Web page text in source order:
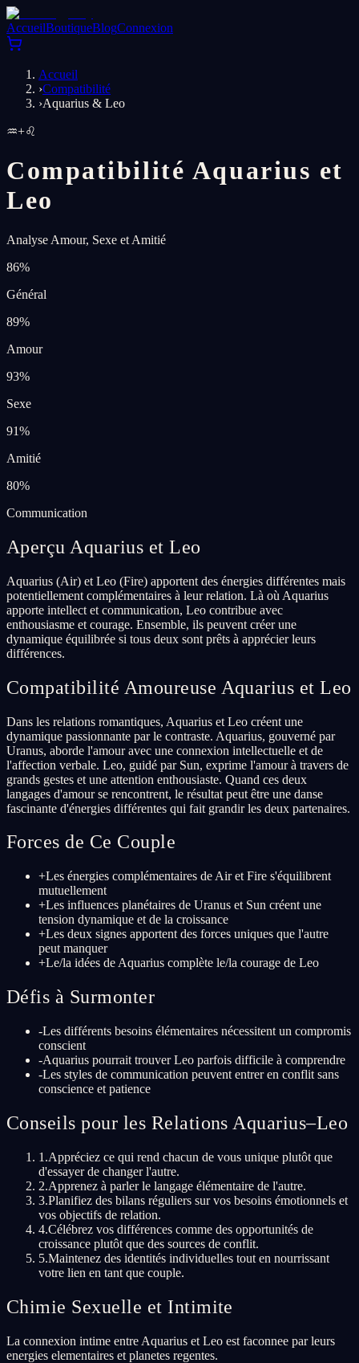
AccueilBoutiqueBlogConnexion
Accueil
›Compatibilité
›Aquarius & Leo
♒+♌
Compatibilité Aquarius et
Leo
Analyse Amour, Sexe et Amitié
86%
Général
89%
Amour
93%
Sexe
91%
Amitié
80%
Communication
Aperçu Aquarius et Leo
Aquarius (Air) et Leo (Fire) apportent des énergies différentes mais
potentiellement complémentaires à leur relation. Là où Aquarius
apporte intellect et communication, Leo contribue avec
enthousiasme et courage. Ensemble, ils peuvent créer une
dynamique équilibrée si tous deux sont prêts à apprécier leurs
différences.
Compatibilité Amoureuse Aquarius et Leo
Dans les relations romantiques, Aquarius et Leo créent une
dynamique passionnante par le contraste. Aquarius, gouverné par
Uranus, aborde l'amour avec une connexion intellectuelle et de
l'affection verbale. Leo, guidé par Sun, exprime l'amour à travers de
grands gestes et une attention enthousiaste. Quand ces deux
langages d'amour se rencontrent, le résultat peut être une danse
fascinante d'énergies différentes qui fait grandir les deux partenaires.
Forces de Ce Couple
+Les énergies complémentaires de Air et Fire s'équilibrent
mutuellement
+Les influences planétaires de Uranus et Sun créent une
tension dynamique et de la croissance
+Les deux signes apportent des forces uniques que l'autre
peut manquer
+Le/la idées de Aquarius complète le/la courage de Leo
Défis à Surmonter
-Les différents besoins élémentaires nécessitent un compromis
conscient
-Aquarius pourrait trouver Leo parfois difficile à comprendre
-Les styles de communication peuvent entrer en conflit sans
conscience et patience
Conseils pour les Relations Aquarius–Leo
1 .Appréciez ce qui rend chacun de vous unique plutôt que
d'essayer de changer l'autre.
2.Apprenez à parler le langage élémentaire de l'autre.
3.Planifiez des bilans réguliers sur vos besoins émotionnels et
vos objectifs de relation.
4.Célébrez vos différences comme des opportunités de
croissance plutôt que des sources de conflit.
5.Maintenez des identités individuelles tout en nourrissant
votre lien en tant que couple.
Chimie Sexuelle et Intimite
La connexion intime entre Aquarius et Leo est faconnee par leurs
energies elementaires et planetes regentes.